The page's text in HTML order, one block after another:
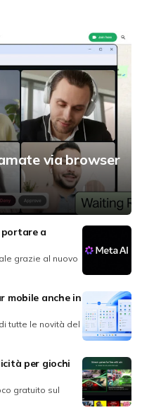
via browser
a
grazie al nuovo
mobile anche in
tutte le novità del
per giochi
gratuito sul